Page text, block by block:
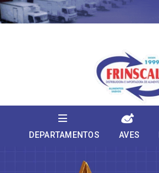
DEPARTAMENTOS AVES